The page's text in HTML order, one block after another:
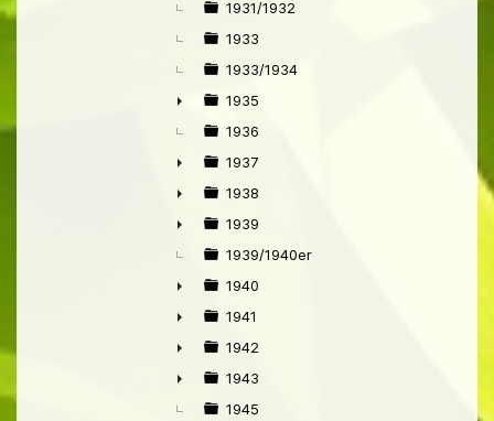
►
1931/1932
1933
1933/1934
►
1935
1936
►
1937
►
1938
►
1939
1939/1940er
►
1940
►
1941
►
1942
►
1943
1945